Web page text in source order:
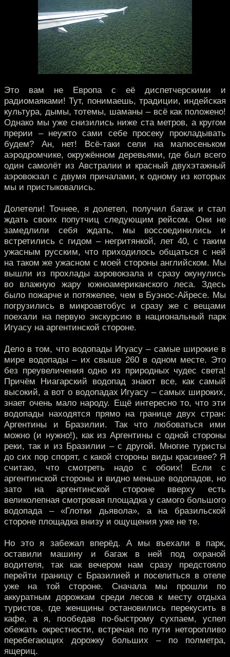
Это вам не Европа с её диспетчерскими и
радиомаяками! Тут, понимаешь, традиции, индейская
культура, дымы, тотемы, шаманы – всё как положено!
Однако мы уже снизились ниже ста метров, а кругом
прерии – неужто сами себе просеку прокладывать
будем? Ан, нет! Всё-таки сели на малюсеньком
аэродромчике, окружённом деревьями, где был всего
один самолёт из Австралии и красный двухэтажный
аэровокзал с двумя причалами, к одному из которых
мы и пристыковались.
Долетели! Точнее, я долетел, получил багаж и стал
ждать своих попутчиц следующим рейсом. Они не
замедлили себя ждать, мы воссоединились и
встретились с гидом – негритянкой, лет 40, с таким
ужасным русским, что приходилось общаться с ней
на таком же ужасном с моей стороны английском. Мы
вышли из прохлады аэровокзала и сразу окунулись
во влажную жару южноамериканского леса. Здесь
было пожарче и потяжелее, чем в Буэнос-Айресе. Мы
погрузились в микроавтобус и сразу же с вещами
поехали на первую экскурсию в национальный парк
Игуасу на аргентинской стороне.
Дело в том, что водопады Игуасу – самые широкие в
мире водопады – их свыше 260 в одном месте. Это
без преувеличения одно из природных чудес света!
Причём Ниагарский водопад знают все, как самый
высокий, а вот о водопадах Игуасу – самых широких,
знает очень мало народу. Ещё интересно то, что эти
водопады находятся прямо на границе двух стран:
Аргентины и Бразилии. Так что любоваться ими
можно (и нужно!), как из Аргентины с одной стороны
реки, так и из Бразилии – с другой. Многие туристы
до сих пор спорят, с какой стороны виды красивее? Я
считаю, что смотреть надо с обоих! Если с
аргентинской стороны и видно меньше водопадов, но
зато на аргентинской стороне вверху есть
великолепная смотровая площадка у самого большого
водопада – «Глотки дьявола», а на бразильской
стороне площадка внизу и ощущения уже не те.
Но это я забежал вперёд. А мы въехали в парк,
оставили машину и багаж в ней под охраной
водителя, так как вечером нам сразу предстояло
перейти границу с Бразилией и поселиться в отеле
уже на той стороне. Сначала мы прошли по
аккуратным дорожкам среди лесов к месту отдыха
туристов, где женщины остановились перекусить в
кафе, а я, пообедав по-быстрому сухпаем, успел
обежать окрестности, встречая по пути неторопливо
перебегающих дорожку больших – по полметра,
ящериц.